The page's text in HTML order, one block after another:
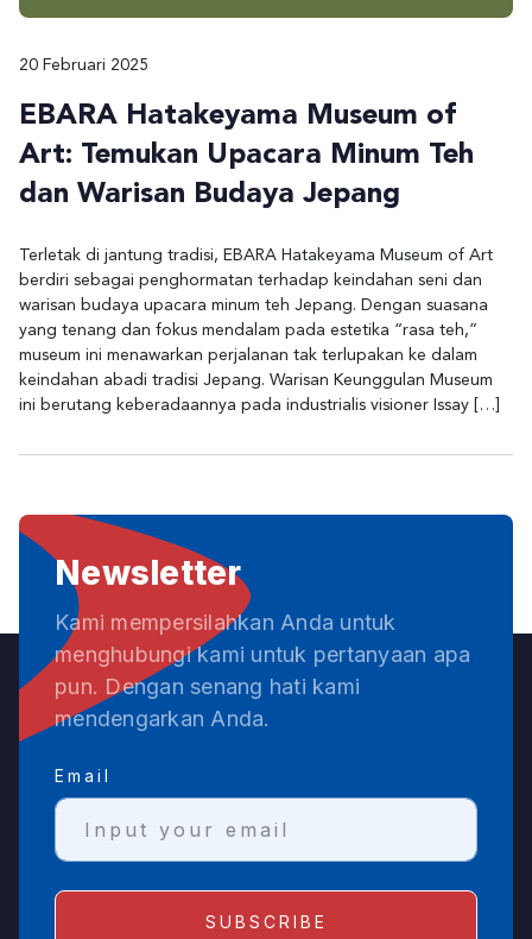
20 Februari 2025
EBARA Hatakeyama Museum of
Art: Temukan Upacara Minum Teh
dan Warisan Budaya Jepang
Terletak di jantung tradisi, EBARA Hatakeyama Museum of Art
berdiri sebagai penghormatan terhadap keindahan seni dan
warisan budaya upacara minum teh Jepang. Dengan suasana
yang tenang dan fokus mendalam pada estetika “rasa teh,”
museum ini menawarkan perjalanan tak terlupakan ke dalam
keindahan abadi tradisi Jepang. Warisan Keunggulan Museum
ini berutang keberadaannya pada industrialis visioner Issay […]
Newsletter
Kami mempersilahkan Anda untuk
menghubungi kami untuk pertanyaan apa
pun. Dengan senang hati kami
mendengarkan Anda.
Email